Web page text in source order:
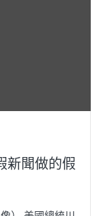
新聞做的假